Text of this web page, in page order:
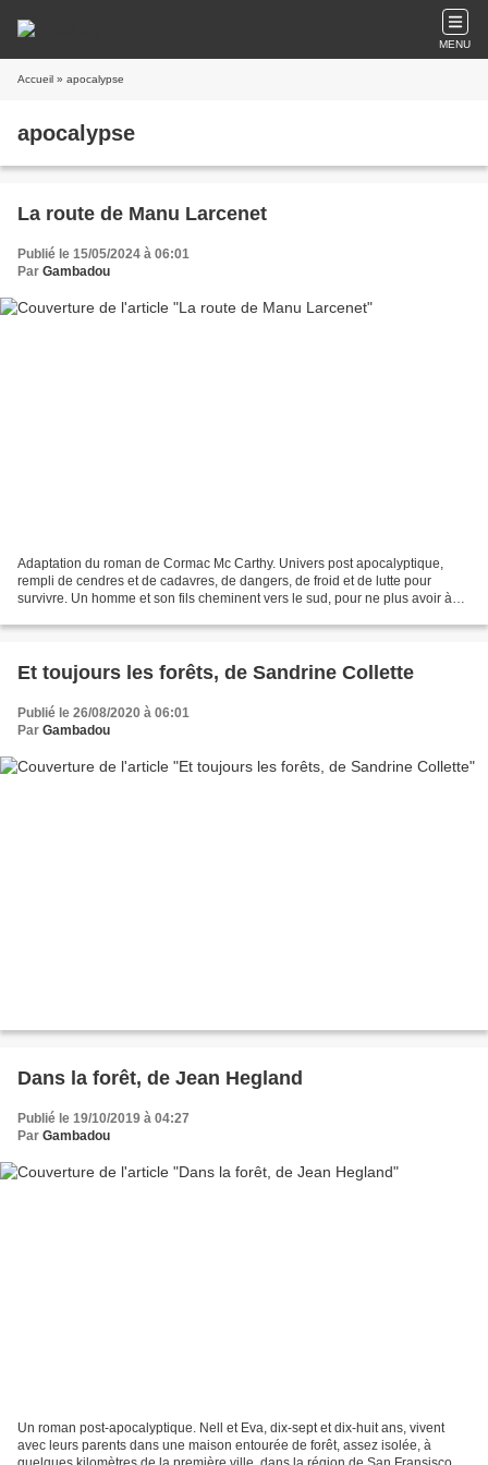
MENU
Accueil » apocalypse
apocalypse
La route de Manu Larcenet
Publié le 15/05/2024 à 06:01
Par Gambadou
Adaptation du roman de Cormac Mc Carthy. Univers post apocalyptique,
rempli de cendres et de cadavres, de dangers, de froid et de lutte pour
survivre. Un homme et son fils cheminent vers le sud, pour ne plus avoir à
Et toujours les forêts, de Sandrine Collette
Publié le 26/08/2020 à 06:01
Par Gambadou
Dans la forêt, de Jean Hegland
Publié le 19/10/2019 à 04:27
Par Gambadou
Un roman post-apocalyptique. Nell et Eva, dix-sept et dix-huit ans, vivent
avec leurs parents dans une maison entourée de forêt, assez isolée, à